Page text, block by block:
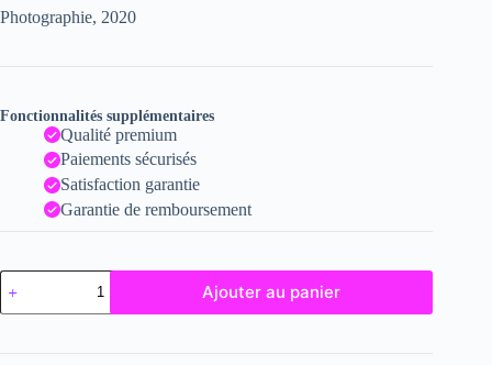
était :
est :
Photographie, 2020
Fonctionnalités supplémentaires
Qualité premium
Paiements sécurisés
Satisfaction garantie
Garantie de remboursement
quantité
de
Lora
Ajouter au panier